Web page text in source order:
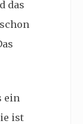
das
ein
ist